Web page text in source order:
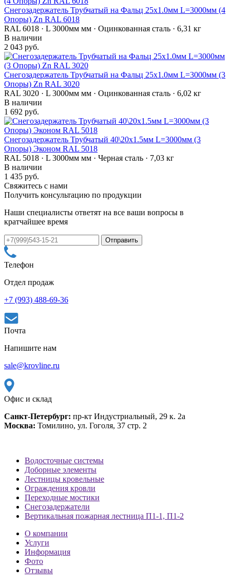
Снегозадержатель Трубчатый на Фальц 25х1.0мм L=3000мм (4
Опоры) Zn RAL 6018
RAL 6018 · L 3000мм мм · Оцинкованная сталь · 6,31 кг
В наличии
2 043 руб.
Снегозадержатель Трубчатый на Фальц 25х1.0мм L=3000мм (3
Опоры) Zn RAL 3020
RAL 3020 · L 3000мм мм · Оцинкованная сталь · 6,02 кг
В наличии
1 692 руб.
Снегозадержатель Трубчатый 40\20х1.5мм L=3000мм (3
Опоры) Эконом RAL 5018
RAL 5018 · L 3000мм мм · Черная сталь · 7,03 кг
В наличии
1 435 руб.
Свяжитесь с нами
Получить консультацию по продукции
Наши специалисты ответят на все ваши вопросы в
кратчайшее время
Телефон
Отдел продаж
+7 (993) 488-69-36
Почта
Напишите нам
sale@krovline.ru
Офис и склад
Санкт-Петербург: пр-кт Индустриальный, 29 к. 2а
Москва: Томилино, ул. Гоголя, 37 стр. 2
Водосточные системы
Доборные элементы
Лестницы кровельные
Ограждения кровли
Переходные мостики
Снегозадержатели
Вертикальная пожарная лестница П1-1, П1-2
О компании
Услуги
Информация
Фото
Отзывы